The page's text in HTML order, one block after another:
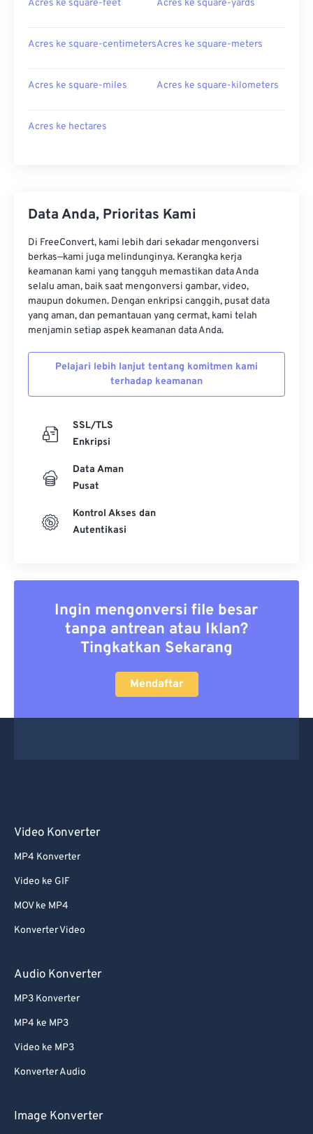
Acres ke square-feet Acres ke square-yards
Acres ke square-centimetersAcres ke square-meters
Acres ke square-miles Acres ke square-kilometers
Acres ke hectares
Data Anda, Prioritas Kami
Di FreeConvert, kami lebih dari sekadar mengonversi
berkas—kami juga melindunginya. Kerangka kerja
keamanan kami yang tangguh memastikan data Anda
selalu aman, baik saat mengonversi gambar, video,
maupun dokumen. Dengan enkripsi canggih, pusat data
yang aman, dan pemantauan yang cermat, kami telah
menjamin setiap aspek keamanan data Anda.
Pelajari lebih lanjut tentang komitmen kami
terhadap keamanan
SSL/TLS
Enkripsi
Data Aman
Pusat
Kontrol Akses dan
Autentikasi
Ingin mengonversi file besar
tanpa antrean atau Iklan?
Tingkatkan Sekarang
Mendaftar
Video Konverter
MP4 Konverter
Video ke GIF
MOV ke MP4
Konverter Video
Audio Konverter
MP3 Konverter
MP4 ke MP3
Video ke MP3
Konverter Audio
Image Konverter